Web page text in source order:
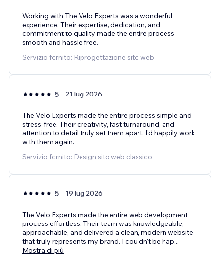
Working with The Velo Experts was a wonderful
experience. Their expertise, dedication, and
commitment to quality made the entire process
smooth and hassle free.
Servizio fornito: Riprogettazione sito web
5 21 lug 2026
The Velo Experts made the entire process simple and
stress-free. Their creativity, fast turnaround, and
attention to detail truly set them apart. I'd happily work
with them again.
Servizio fornito: Design sito web classico
5 19 lug 2026
The Velo Experts made the entire web development
process effortless. Their team was knowledgeable,
approachable, and delivered a clean, modern website
that truly represents my brand. I couldn't be hap...
Mostra di più